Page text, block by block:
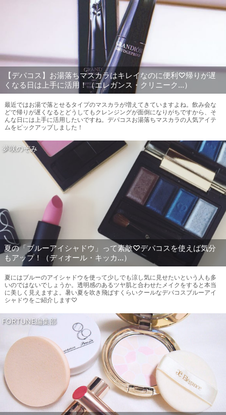
【デパコス】お湯落ちマスカラはキレイなのに便利♡帰りが遅
くなる日は上手に活用！（エレガンス・クリニーク...）
最近ではお湯で落とせるタイプのマスカラが増えてきていますよね。飲み会な
どで帰りが遅くなるとどうしてもクレンジングが面倒になりがちですから、そ
んな日には上手に活用したいですね。デパコスお湯落ちマスカラの人気アイテ
ムをピックアップしました！
夢咲のぞみ
夏の「ブルーアイシャドウ」って素敵♡デパコスを使えば気分
もアップ！（ディオール・キッカ...）
夏にはブルーのアイシャドウを使って少しでも涼し気に見せたいという人も多
いのではないでしょうか。透明感のあるツヤ肌と合わせたメイクをすると本当
に美しく見えますよ。暑い夏を吹き飛ばすくらいクールなデパコスブルーアイ
シャドウをご紹介します♡
FORTUNE編集部